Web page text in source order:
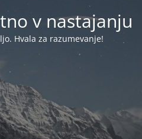
v nastajanju
Hvala za razumevanje!